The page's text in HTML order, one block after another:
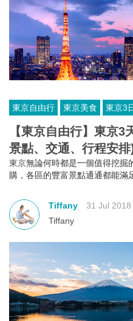
東京自由行 東京美食 東京3
【東京自由行】東京3
景點、交通、行程安排
東京無論何時都是一個值得挖掘
購，各區的豐富景點通通都能滿
身。想去日本旅行的朋友可以參
詳細行程，展開一場東京自由行
Tiffany 31 Jul 2018
Tiffany